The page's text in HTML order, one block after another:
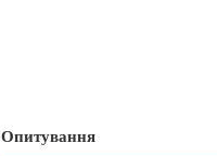
Опитування